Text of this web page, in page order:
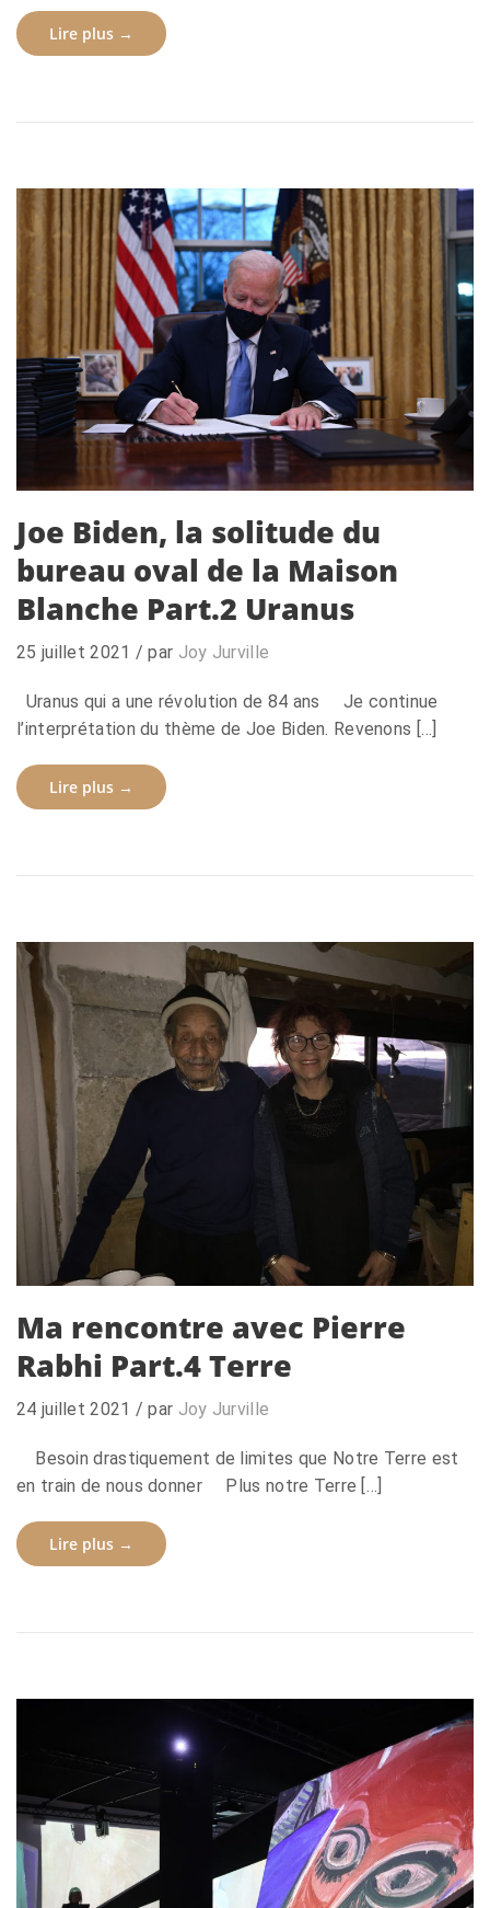
Lire plus →
Joe Biden, la solitude du
bureau oval de la Maison
Blanche Part.2 Uranus
25 juillet 2021 / par Joy Jurville
Uranus qui a une révolution de 84 ans Je continue
l’interprétation du thème de Joe Biden. Revenons […]
Lire plus →
Ma rencontre avec Pierre
Rabhi Part.4 Terre
24 juillet 2021 / par Joy Jurville
Besoin drastiquement de limites que Notre Terre est
en train de nous donner Plus notre Terre […]
Lire plus →